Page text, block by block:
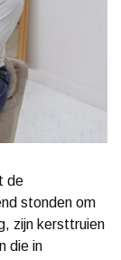
de
stonden om
zijn kersttruien
die in